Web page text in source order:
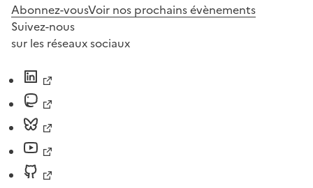
Abonnez-vousVoir nos prochains évènements
Suivez-nous
sur les réseaux sociaux